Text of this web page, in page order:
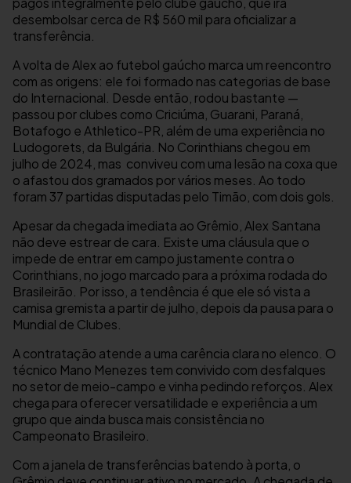
desembolsar cerca de R$ 560 mil para oficializar a
transferência.
A volta de Alex ao futebol gaúcho marca um reencontro
com as origens: ele foi formado nas categorias de base
do Internacional. Desde então, rodou bastante —
passou por clubes como Criciúma, Guarani, Paraná,
Botafogo e Athletico-PR, além de uma experiência no
Ludogorets, da Bulgária. No Corinthians chegou em
julho de 2024, mas conviveu com uma lesão na coxa que
o afastou dos gramados por vários meses. Ao todo
foram 37 partidas disputadas pelo Timão, com dois gols.
Apesar da chegada imediata ao Grêmio, Alex Santana
não deve estrear de cara. Existe uma cláusula que o
impede de entrar em campo justamente contra o
Corinthians, no jogo marcado para a próxima rodada do
Brasileirão. Por isso, a tendência é que ele só vista a
camisa gremista a partir de julho, depois da pausa para o
Mundial de Clubes.
A contratação atende a uma carência clara no elenco. O
técnico Mano Menezes tem convivido com desfalques
no setor de meio-campo e vinha pedindo reforços. Alex
chega para oferecer versatilidade e experiência a um
grupo que ainda busca mais consistência no
Campeonato Brasileiro.
Com a janela de transferências batendo à porta, o